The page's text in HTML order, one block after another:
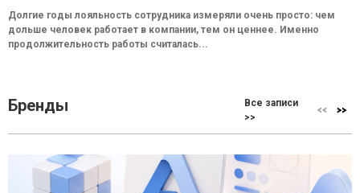
Долгие годы лояльность сотрудника измеряли очень просто: чем
дольше человек работает в компании, тем он ценнее. Именно
продолжительность работы считалась...
Бренды
Все записи
>>